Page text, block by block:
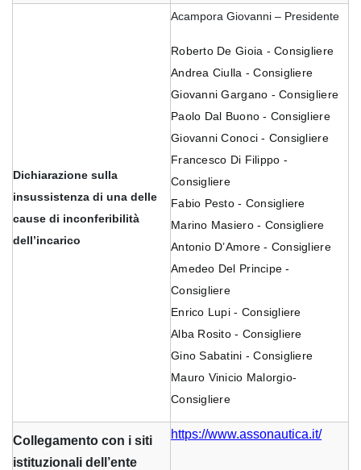
Dichiarazione sulla
insussistenza di una delle
cause di inconferibilità
dell’incarico
Acampora Giovanni – Presidente
Roberto De Gioia - Consigliere
Andrea Ciulla - Consigliere
Giovanni Gargano - Consigliere
Paolo Dal Buono - Consigliere
Giovanni Conoci - Consigliere
Francesco Di Filippo -
Consigliere
Fabio Pesto - Consigliere
Marino Masiero - Consigliere
Antonio D’Amore - Consigliere
Amedeo Del Principe -
Consigliere
Enrico Lupi - Consigliere
Alba Rosito - Consigliere
Gino Sabatini - Consigliere
Mauro Vinicio Malorgio-
Consigliere
Collegamento con i siti
istituzionali dell’ente
https://www.assonautica.it/